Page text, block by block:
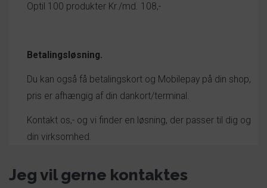
Optil 100 produkter Kr./md. 108,-
Betalingsløsning.
Du kan også få betalingskort og Mobilepay på din shop,
pris er afhængig af din dankort/terminal.
Kontakt os,- og vi finder en løsning, der passer til dig og
din virksomhed.
Jeg vil gerne kontaktes